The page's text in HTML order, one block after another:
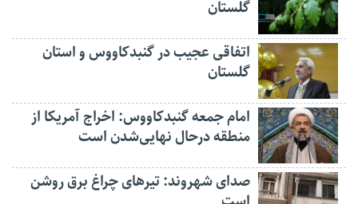
گلستان
اتفاقی عجیب در‌ گنبدکاووس و استان
گلستان
امام جمعه گنبدکاووس: اخراج آمریکا از
منطقه درحال نهایی‌شدن است
صدای شهروند: تیرهای چراغ برق روشن